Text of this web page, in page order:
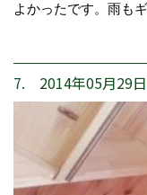
よかったです。雨も
7. 2014年05月29日